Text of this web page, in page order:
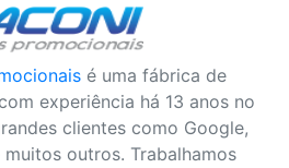
é uma fábrica de
experiência há 13 anos no
clientes como Google,
muitos outros. Trabalhamos